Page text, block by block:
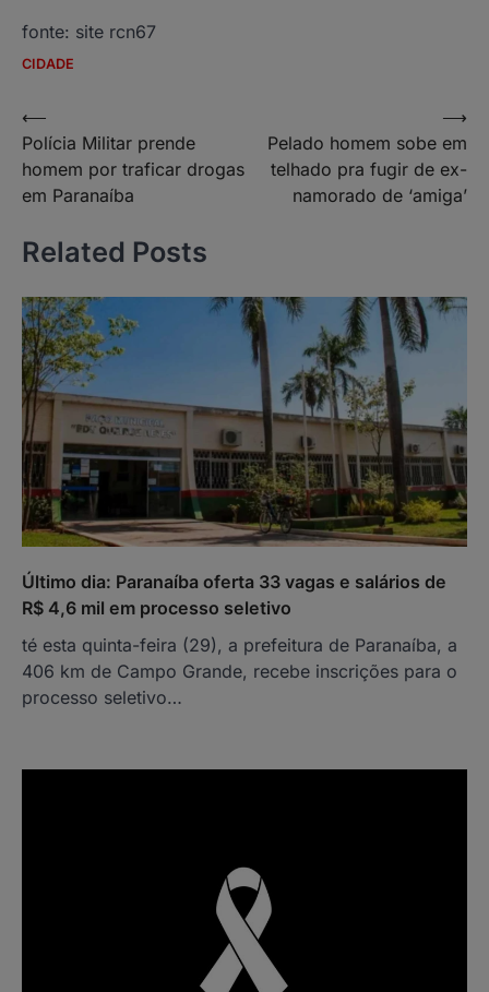
fonte: site rcn67
CIDADE
Navegação
de
Post
⟵
Polícia Militar prende
homem por traficar drogas
em Paranaíba
Pelado homem sobe em
telhado pra fugir de ex-
namorado de ‘amiga’
⟶
Related Posts
Último dia: Paranaíba oferta 33 vagas e salários de
R$ 4,6 mil em processo seletivo
té esta quinta-feira (29), a prefeitura de Paranaíba, a
406 km de Campo Grande, recebe inscrições para o
processo seletivo…